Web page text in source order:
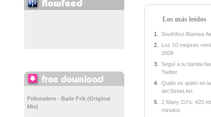
Los más leídos
Southfest Buenos
Los 10 mejores
2008
Seguí a tu banda
Twitter
Quién es quién en
del Street Art
2 Many DJ's: 420
minutos
Frikstailers - Baile Frik (Original
Mix)